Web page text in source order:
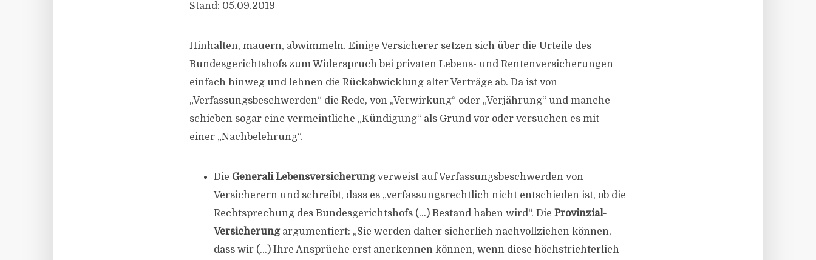
Stand: 05.09.2019
Hinhalten, mauern, abwimmeln. Einige Versicherer setzen sich über die Urteile des
Bundesgerichtshofs zum Widerspruch bei privaten Lebens- und Rentenversicherungen
einfach hinweg und lehnen die Rückabwicklung alter Verträge ab. Da ist von
„Verfassungsbeschwerden“ die Rede, von „Verwirkung“ oder „Verjährung“ und manche
schieben sogar eine vermeintliche „Kündigung“ als Grund vor oder versuchen es mit
einer „Nachbelehrung“.
Die Generali Lebensversicherungverweist auf Verfassungsbeschwerden von
Versicherern und schreibt, dass es „verfassungsrechtlich nicht entschieden ist, ob die
Rechtsprechung des Bundesgerichtshofs (…) Bestand haben wird“. Die Provinzial-
Versicherungargumentiert: „Sie werden daher sicherlich nachvollziehen können,
dass wir (…) Ihre Ansprüche erst anerkennen können, wenn diese höchstrichterlich